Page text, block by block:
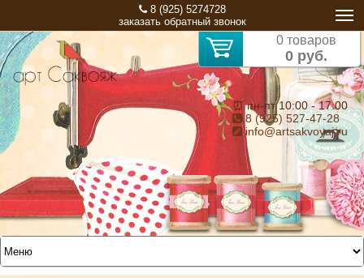
8 (925) 5274728
заказать обратный звонок
0 товаров
0 руб.
⏰ пн-пт 10:00 - 17:00
8 (925) 527-47-28
info@artsakvoyaj.ru